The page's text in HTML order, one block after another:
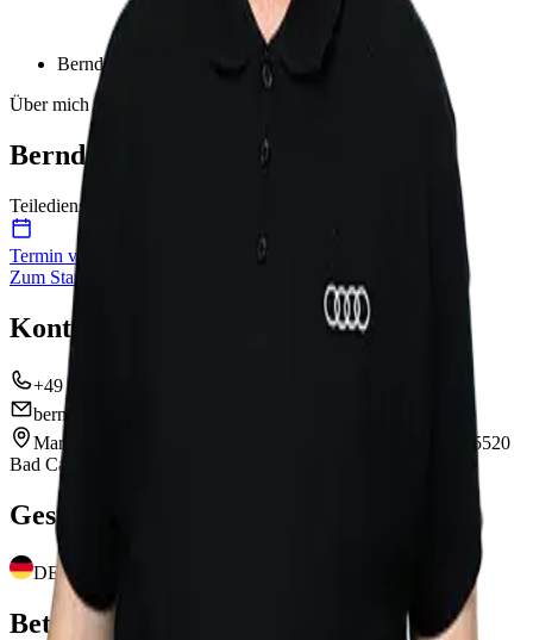
Bernd Meub
Über mich
Bernd Meub
Teiledienstleiter
Termin vereinbaren
Zum Standort
Kontakt
+49 6434 9159 22
bernd.meub@marnet.de
Marnet | Volkswagen Bad Camberg
65520
Bad Camberg
Gesprochene Sprachen
DEUTSCH
Betreute Marken